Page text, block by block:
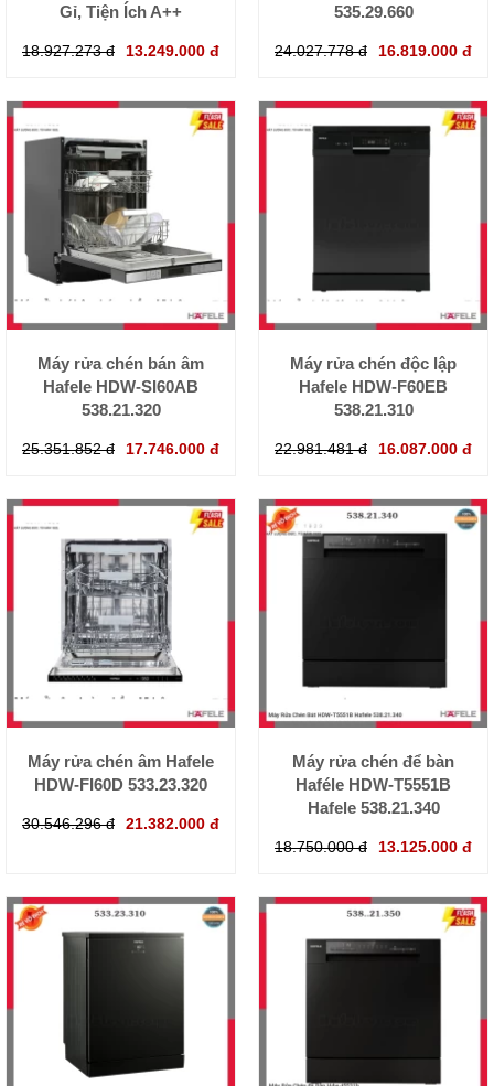
Gỉ, Tiện Ích A++
18.927.273 đ 13.249.000 đ
535.29.660
24.027.778 đ 16.819.000 đ
Máy rửa chén bán âm
Hafele HDW-SI60AB
538.21.320
25.351.852 đ 17.746.000 đ
Máy rửa chén độc lập
Hafele HDW-F60EB
538.21.310
22.981.481 đ 16.087.000 đ
Máy rửa chén âm Hafele
HDW-FI60D 533.23.320
30.546.296 đ 21.382.000 đ
Máy rửa chén để bàn
Haféle HDW-T5551B
Hafele 538.21.340
18.750.000 đ 13.125.000 đ